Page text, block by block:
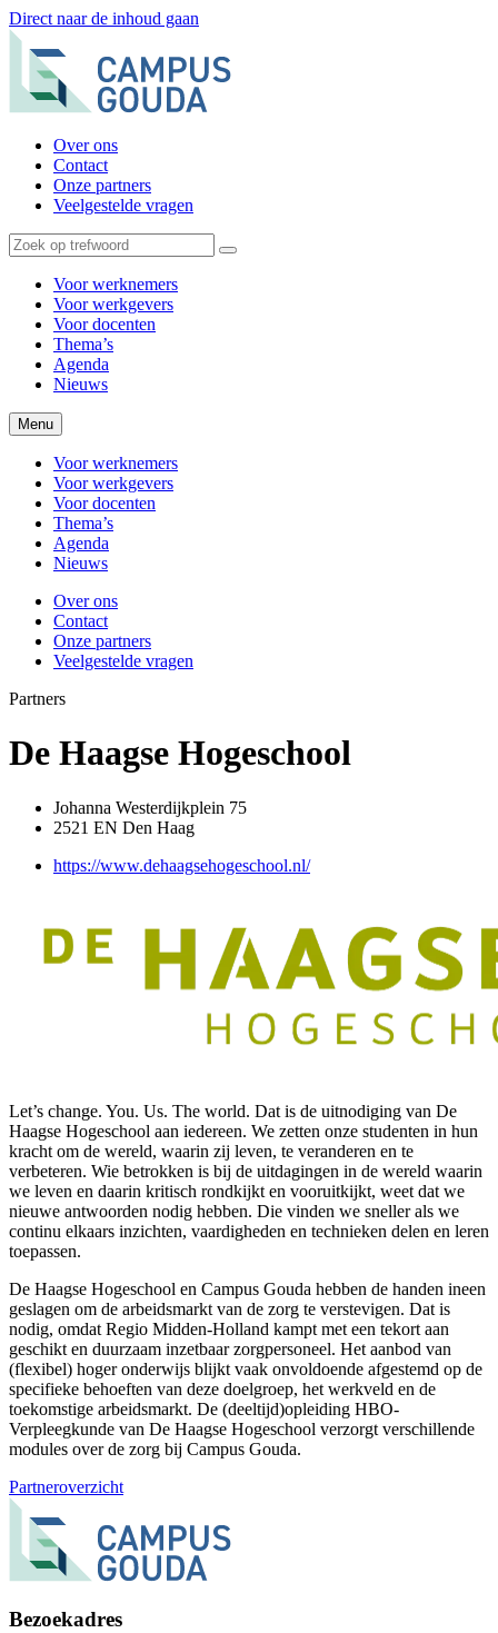
Direct naar de inhoud gaan
Over ons
Contact
Onze partners
Veelgestelde vragen
Voor werknemers
Voor werkgevers
Voor docenten
Thema’s
Agenda
Nieuws
Menu
Voor werknemers
Voor werkgevers
Voor docenten
Thema’s
Agenda
Nieuws
Over ons
Contact
Onze partners
Veelgestelde vragen
Partners
De Haagse Hogeschool
Johanna Westerdijkplein 75
2521 EN Den Haag
https://www.dehaagsehogeschool.nl/
Let’s change. You. Us. The world. Dat is de uitnodiging van De
Haagse Hogeschool aan iedereen. We zetten onze studenten in hun
kracht om de wereld, waarin zij leven, te veranderen en te
verbeteren. Wie betrokken is bij de uitdagingen in de wereld waarin
we leven en daarin kritisch rondkijkt en vooruitkijkt, weet dat we
nieuwe antwoorden nodig hebben. Die vinden we sneller als we
continu elkaars inzichten, vaardigheden en technieken delen en leren
toepassen.
De Haagse Hogeschool en Campus Gouda hebben de handen ineen
geslagen om de arbeidsmarkt van de zorg te verstevigen. Dat is
nodig, omdat Regio Midden-Holland kampt met een tekort aan
geschikt en duurzaam inzetbaar zorgpersoneel. Het aanbod van
(flexibel) hoger onderwijs blijkt vaak onvoldoende afgestemd op de
specifieke behoeften van deze doelgroep, het werkveld en de
toekomstige arbeidsmarkt. De (deeltijd)opleiding HBO-
Verpleegkunde van De Haagse Hogeschool verzorgt verschillende
modules over de zorg bij Campus Gouda.
Partneroverzicht
Bezoekadres